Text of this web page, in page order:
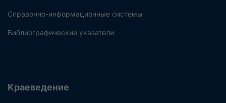
Справочно-информационные системы
Библиографические указатели
Краеведение